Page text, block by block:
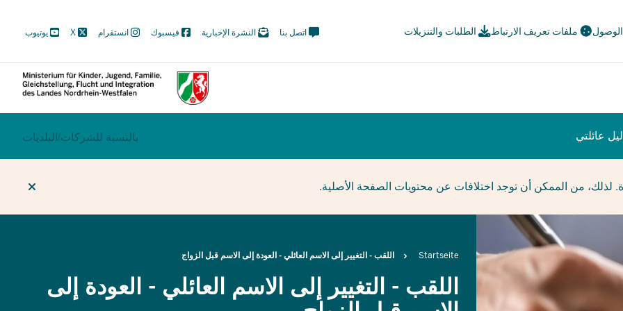
الوصول ملفات تعريف الارتباط الطلبات والتنزيلات
Meta
Social
اتصل بنا النشرة الإخبارية فيسبوك انستقرام X يوتيوب
عائلتي BEREICHSWECHSEL
بالنسبة للشركات/البلديات
لذلك، من الممكن أن توجد اختلافات عن محتويات الصفحة الأصلية.
Breadcrumb
Startseite اللقب - التغيير إلى الاسم العائلي - العودة إلى الاسم قبل الزواج
اللقب - التغيير إلى الاسم العائلي - العودة إلى